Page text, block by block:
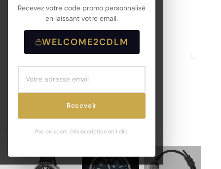
Recevez votre code promo personnalisé
en laissant votre email.
WELCOME2CDLM
Recevoir
Pas de spam. Désinscription en 1 clic.